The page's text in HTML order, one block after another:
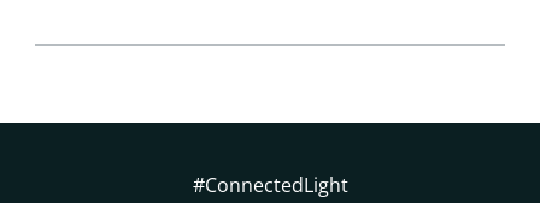
#ConnectedLight